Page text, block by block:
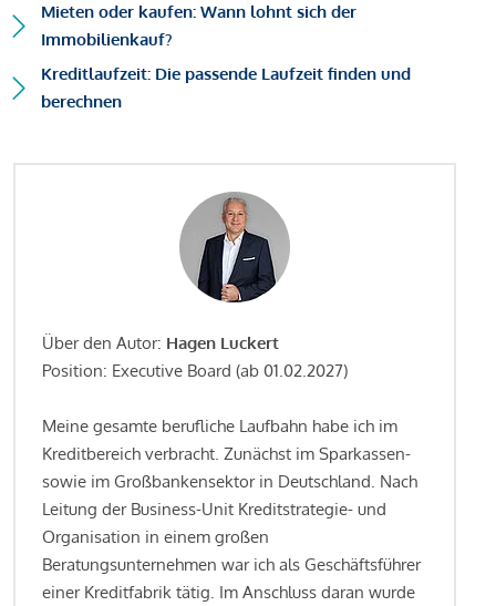
Mieten oder kaufen: Wann lohnt sich der
Immobilienkauf?
Kreditlaufzeit: Die passende Laufzeit finden und
berechnen
Über den Autor: Hagen Luckert
Position: Executive Board (ab 01.02.2027)
Meine gesamte berufliche Laufbahn habe ich im
Kreditbereich verbracht. Zunächst im Sparkassen-
sowie im Großbankensektor in Deutschland. Nach
Leitung der Business-Unit Kreditstrategie- und
Organisation in einem großen
Beratungsunternehmen war ich als Geschäftsführer
einer Kreditfabrik tätig. Im Anschluss daran wurde